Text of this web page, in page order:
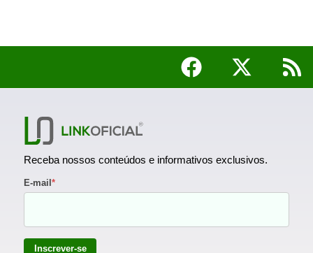
Receba nossos conteúdos e informativos exclusivos.
E-mail *
Inscrever-se